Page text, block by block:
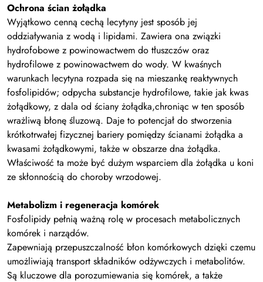
Ochrona ścian żołądka
Wyjątkowo cenną cechą lecytyny jest sposób jej
oddziaływania z wodą i lipidami. Zawiera ona związki
hydrofobowe z powinowactwem do tłuszczów oraz
hydrofilowe z powinowactwem do wody. W kwaśnych
warunkach lecytyna rozpada się na mieszankę reaktywnych
fosfolipidów; odpycha substancje hydrofilowe, takie jak kwas
żołądkowy, z dala od ściany żołądka,chroniąc w ten sposób
wrażliwą błonę śluzową. Daje to potencjał do stworzenia
krótkotrwałej fizycznej bariery pomiędzy ścianami żołądka a
kwasami żołądkowymi, także w obszarze dna żołądka.
Właściwość ta może być dużym wsparciem dla żołądka u koni
ze skłonnością do choroby wrzodowej.
Metabolizm i regeneracja komórek
Fosfolipidy pełnią ważną rolę w procesach metabolicznych
komórek i narządów.
Zapewniają przepuszczalność błon komórkowych dzięki czemu
umożliwiają transport składników odżywczych i metabolitów.
Są kluczowe dla porozumiewania się komórek, a także